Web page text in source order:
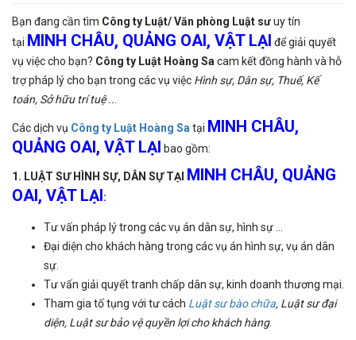
Bạn đang cần tìm Công ty Luật/ Văn phòng Luật sưuy tín
tại MINH CHÂU, QUẢNG OAI, VẬT LẠI để giải quyết
vụ việc cho bạn? Công ty Luật Hoàng Sa cam kết đồng hành và hỗ
trợ pháp lý cho bạn trong các vụ việc Hình sự, Dân sự, Thuế, Kế
toán, Sở hữu trí tuệ ..
Các dịch vụ Công ty Luật Hoàng Sa tại MINH CHÂU,
QUẢNG OAI, VẬT LẠI bao gồm:
1. LUẬT SƯ HÌNH SỰ, DÂN SỰ TẠI MINH CHÂU, QUẢNG
OAI, VẬT LẠI:
Tư vấn pháp lý trong các vụ án dân sự, hình sự ...
Đại diện cho khách hàng trong các vụ án hình sự, vụ án dân
sự.
Tư vấn giải quyết tranh chấp dân sự, kinh doanh thương mại.
Tham gia tố tụng với tư cách Luật sư bào chữa, Luật sư đại
diện, Luật sư bảo vệ quyền lợi cho khách hàng.